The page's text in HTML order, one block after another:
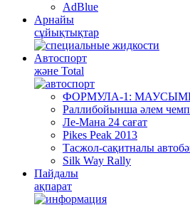
AdBlue
Арнайы
сұйықтықтар
Автоспорт
және Total
ФОРМУЛА-1:
Раллибойынша әлем
Ле-Мана 24 сағат
Pikes Peak 2013
Тасжол-сақитналы
Silk Way Rally
Пайдалы
ақпарат